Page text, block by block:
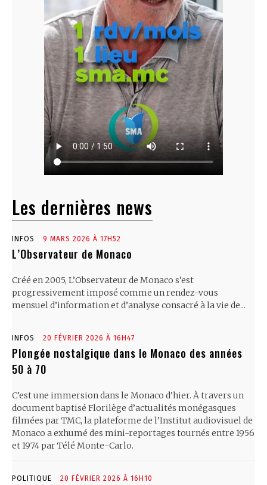
Les dernières news
INFOS 9 MARS 2026 À 17H52
L’Observateur de Monaco
Créé en 2005, L’Observateur de Monaco s’est
progressivement imposé comme un rendez-vous
mensuel d’information et d’analyse consacré à la vie de...
INFOS 20 FÉVRIER 2026 À 16H47
Plongée nostalgique dans le Monaco des années
50 à 70
C’est une immersion dans le Monaco d’hier. À travers un
document baptisé Florilège d’actualités monégasques
filmées par TMC, la plateforme de l’Institut audiovisuel de
Monaco a exhumé des mini-reportages tournés entre 1956
et 1974 par Télé Monte-Carlo.
POLITIQUE 20 FÉVRIER 2026 À 16H10